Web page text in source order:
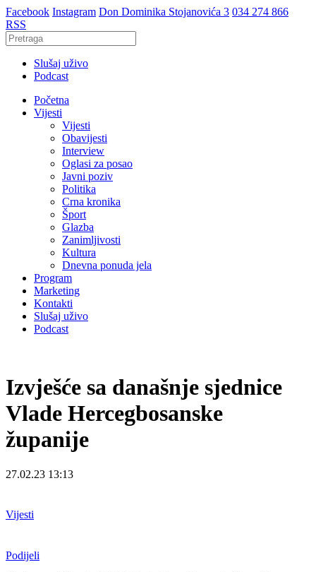
Facebook Instagram Don Dominika Stojanovića 3 034 274 866
RSS
Slušaj uživo
Podcast
Početna
Vijesti
Vijesti
Obavijesti
Interview
Oglasi za posao
Javni poziv
Politika
Crna kronika
Šport
Glazba
Zanimljivosti
Kultura
Dnevna ponuda jela
Program
Marketing
Kontakti
Slušaj uživo
Podcast
Izvješće sa današnje sjednice
Vlade Hercegbosanske
županije
27.02.23 13:13
Vijesti
Podijeli